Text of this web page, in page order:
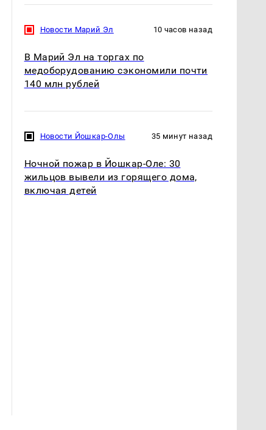
Новости Марий Эл 10 часов назад
В Марий Эл на торгах по
медоборудованию сэкономили почти
140 млн рублей
Новости Йошкар-Олы 35 минут назад
Ночной пожар в Йошкар-Оле: 30
жильцов вывели из горящего дома,
включая детей